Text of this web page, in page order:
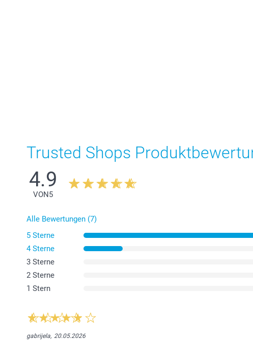
Trusted Shops
4.9
VON5
Alle Bewertungen (7)
5 Sterne
4 Sterne
3 Sterne
2 Sterne
1 Stern
gabrijela, 20.05.2026